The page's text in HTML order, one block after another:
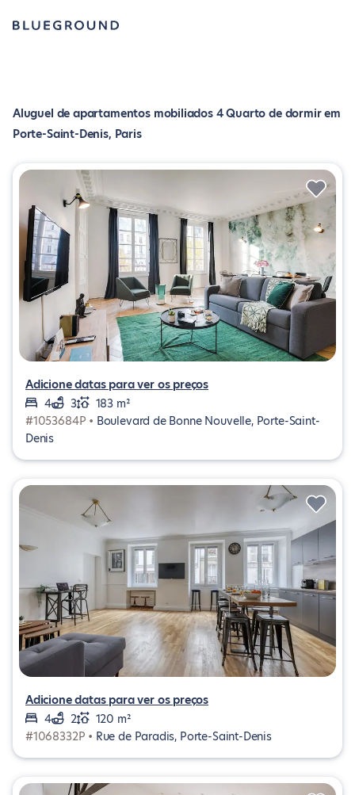
Aluguel de apartamentos mobiliados 4 Quarto de dormir em
Porte-Saint-Denis, Paris
Adicione datas para ver os preços
4
3
183 m²
#1053684P • Boulevard de Bonne Nouvelle, Porte-Saint-
Denis
Adicione datas para ver os preços
4
2
120 m²
#1068332P • Rue de Paradis, Porte-Saint-Denis